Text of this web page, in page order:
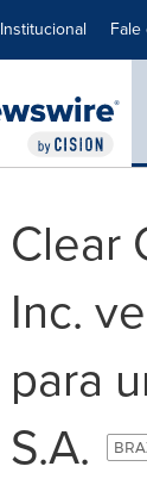
Institucional
Clear
Inc.
para
S.A.